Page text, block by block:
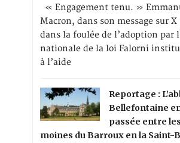
« Engagement tenu. »
Macron, dans son message sur
dans la foulée de l’adoption par
nationale de la loi Falorni
à l’aide
Reportage :
Bellefontaine
passée entre
moines du Barroux en la Saint-